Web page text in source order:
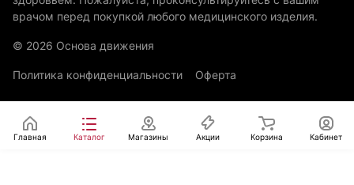
врачом перед покупкой любого медицинского изделия.
© 2026 Основа движения
Политика конфиденциальности Оферта
Главная Каталог Магазины Акции Корзина Кабинет